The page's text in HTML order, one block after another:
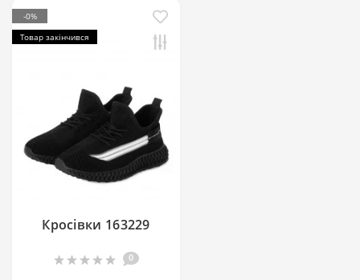
-0%
Товар закінчився
Кросівки 163229
0